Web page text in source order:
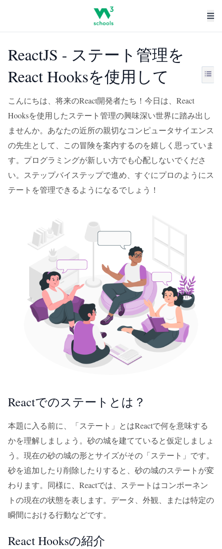
ReactJS - ステート管理を
React Hooksを使用して
こんにちは、将来のReact開発者たち！今日は、React
Hooksを使用したステート管理の興味深い世界に踏み出し
ませんか。あなたの近所の親切なコンピュータサイエンス
の先生として、この冒険を案内するのを嬉しく思っていま
す。プログラミングが新しい方でも心配しないでくださ
い。ステップバイステップで進め、すぐにプロのようにス
テートを管理できるようになるでしょう！
Reactでのステートとは？
本題に入る前に、「ステート」とはReactで何を意味する
かを理解しましょう。砂の城を建てていると仮定しましょ
う。現在の砂の城の形とサイズがその「ステート」です。
砂を追加したり削除したりすると、砂の城のステートが変
わります。同様に、Reactでは、ステートはコンポーネン
トの現在の状態を表します。データ、外観、または特定の
瞬間における行動などです。
React Hooksの紹介